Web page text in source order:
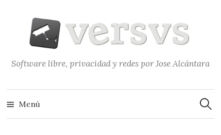
contenido
Software libre, privacidad y redes por Jose Alcántara
Menú